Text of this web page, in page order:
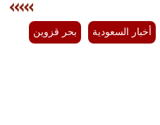
أخبار السعودية بحر قزوين